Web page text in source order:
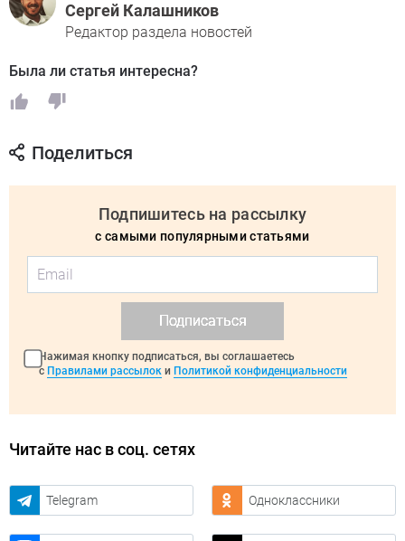
Сергей Калашников
Редактор раздела новостей
Была ли статья интересна?
Поделиться
Подпишитесь на рассылку
с самыми популярными статьями
Подписаться
Нажимая кнопку подписаться, вы соглашаетесь
с Правилами рассылок и Политикой конфиденциальности
Читайте нас в соц. сетях
Telegram Одноклассники